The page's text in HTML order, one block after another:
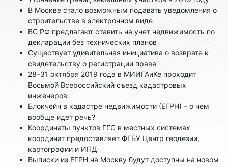
В Москве стало возможным подавать уведомления о
строительстве в электронном виде
ВС РФ предлагают ставить на учет недвижимость по
декларации без технических планов
Существует удивительная инициатива о возврате к
свидетельству о регистрации права
28–31 октября 2019 года в МИИГАиКе проходит
Восьмой Всероссийский съезд кадастровых
инженеров
Блокчейн в кадастре недвижимости (ЕГРН) – о чем
вообще идет речь?
Координаты пунктов ГГС в местных системах
координат предоставляет ФГБУ Центр геодезии,
картографии и ИПД
Выписки из ЕГРН на Москву будут доступны на новом